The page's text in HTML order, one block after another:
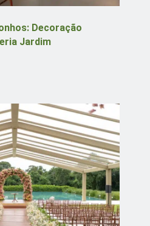
Decoração
Jardim